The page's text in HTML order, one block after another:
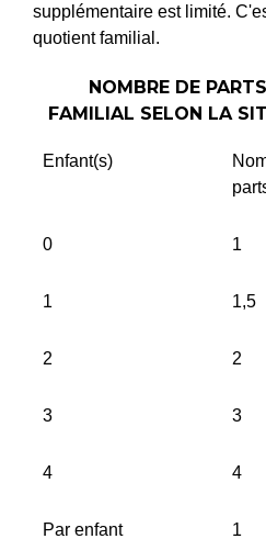
supplémentaire est limité.
quotient familial.
NOMBRE DE
FAMILIAL SELON LA
Enfant(s)
0 1
1 1,5
2 2
3 3
4 4
Par enfant 1